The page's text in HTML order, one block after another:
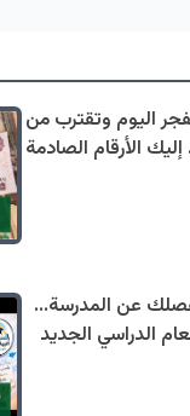
اليوم وتقترب من
إليك الأرقام الصادمة
تفصلك عن المدرسة...
الدراسي الجديد